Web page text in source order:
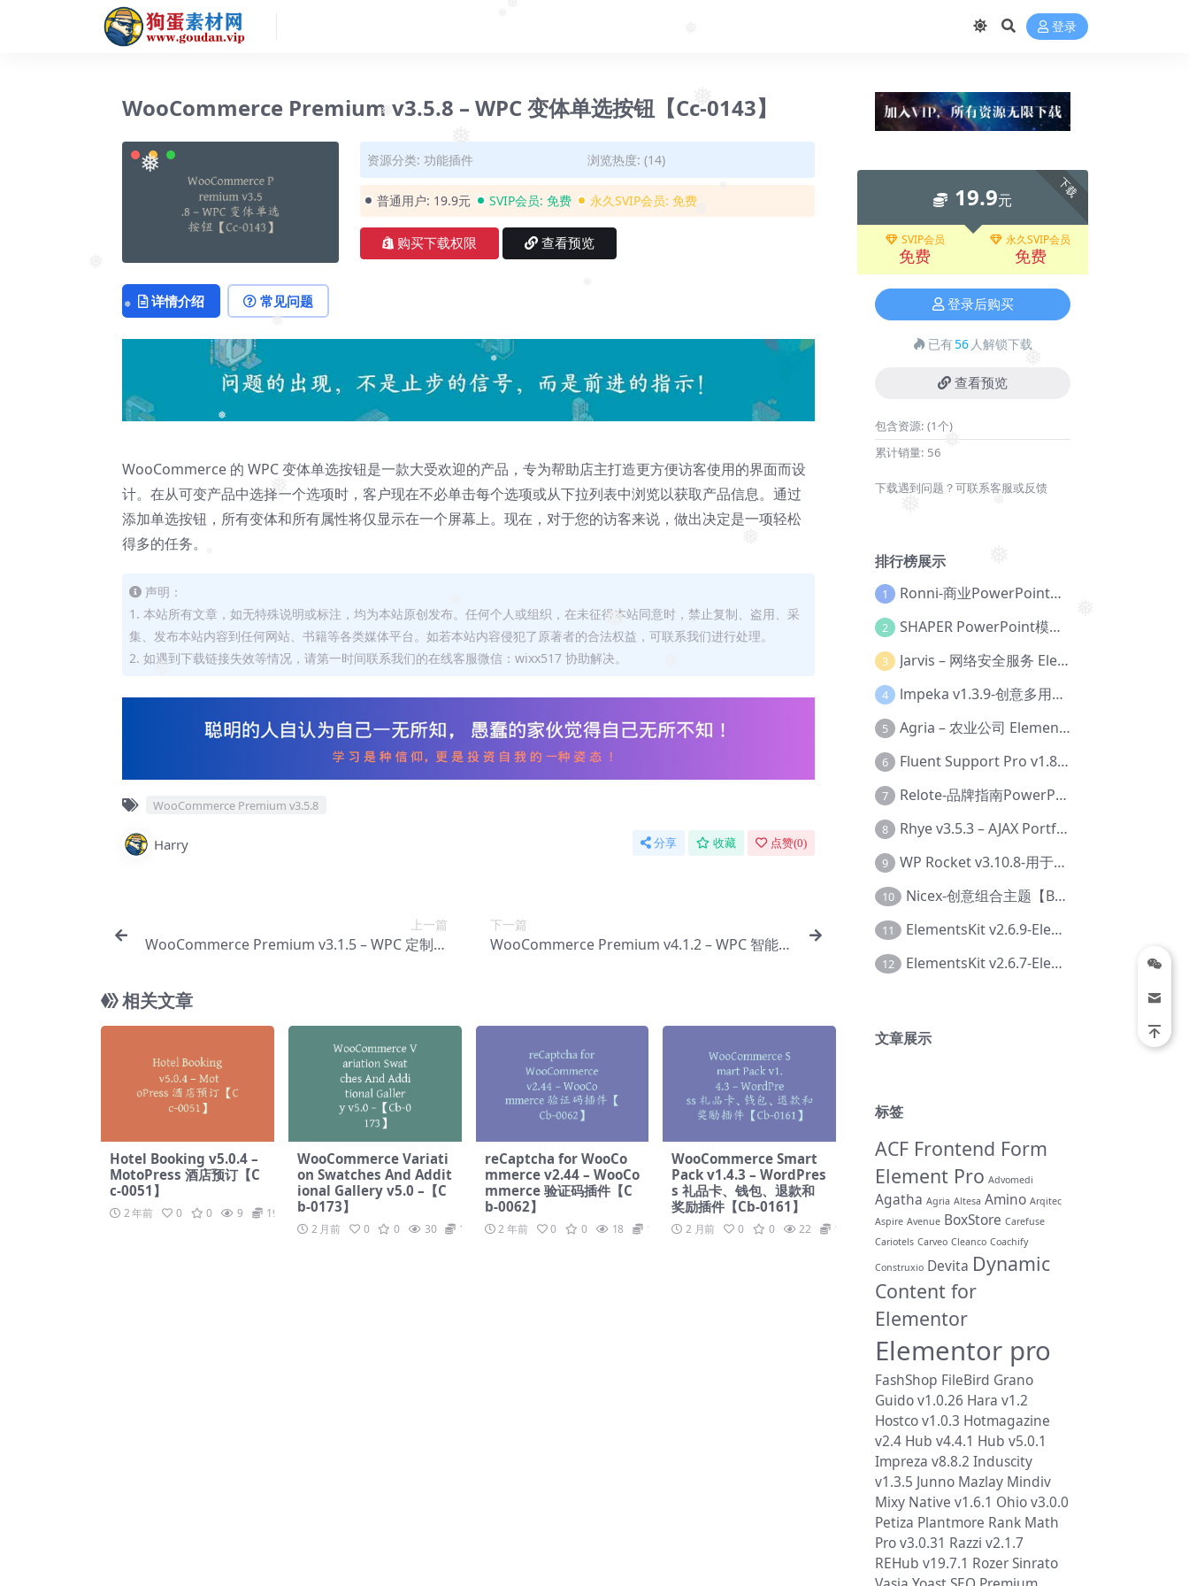
❅
❅
❅
❅
❅
❅
❅
❅
❅
❅ ❅
登录
WooCommerce Premium v​​3.5.8 – WPC 变体单选按钮【Cc-0143】
资源分类: 功能插件 浏览热度: (14)
普通用户: 19.9元 SVIP会员: 免费 永久SVIP会员: 免费
购买下载权限 查看预览
详情介绍 常见问题
WooCommerce 的 WPC 变体单选按钮是一款大受欢迎的产品，专为帮助店主打造更方便访客使用的界面而设
计。在从可变产品中选择一个选项时，客户现在不必单击每个选项或从下拉列表中浏览以获取产品信息。通过
添加单选按钮，所有变体和所有属性将仅显示在一个屏幕上。现在，对于您的访客来说，做出决定是一项轻松
得多的任务。
声明：
1. 本站所有文章，如无特殊说明或标注，均为本站原创发布。任何个人或组织，在未征得本站同意时，禁止复制、盗用、采
集、发布本站内容到任何网站、书籍等各类媒体平台。如若本站内容侵犯了原著者的合法权益，可联系我们进行处理。
2. 如遇到下载链接失效等情况，请第一时间联系我们的在线客服微信：wixx517 协助解决。
WooCommerce Premium v​​3.5.8
Harry 分享 收藏 点赞(0)
上一篇
WooCommerce Premium v​​3.1.5 – WPC 定制相
下一篇
WooCommerce Premium v​​4.1.2 – WPC 智能快
相关文章
Hotel Booking v5.0.4 –
MotoPress 酒店预订【C
c-0051】
2 年前 0 0 9 19.9
WooCommerce Variati
on Swatches And Addit
ional Gallery v5.0 –【C
b-0173】
2 月前 0 0 30 19.9
reCaptcha for WooCo
mmerce v2.44 – WooCo
mmerce 验证码插件【C
b-0062】
2 年前 0 0 18 19.9
WooCommerce Smart
Pack v1.4.3 – WordPres
s 礼品卡、钱包、退款和
奖励插件【Cb-0161】
2 月前 0 0 22 19.9
下载
19.9元
SVIP会员
免费
永久SVIP会员
免费
登录后购买
已有56 人解锁下载
查看预览
包含资源: (1个)
累计销量: 56
下载遇到问题？可联系客服或反馈
排行榜展示
1 Ronni-商业PowerPoint模板【Dc-0077】
2 SHAPER PowerPoint模板【Dc-0184】
3 Jarvis – 网络安全服务 Elementor 模板套件【Aa-0035】
4 lmpeka v1.3.9-创意多用途 WordPress 主题【Be-0064】
5 Agria – 农业公司 Elementor Pro 模板套件【Aa-0003】
6 Fluent Support Pro v1.8.1 – WordPress 支持票务系统【Cc-0041】
7 Relote-品牌指南PowerPoint模板【Dc-0076】
8 Rhye v3.5.3 – AJAX Portfolio WordPress 主题【Bi-0049】
9 WP Rocket v3.10.8-用于wordpress速度优化的缓存加速插件【Cd-0019】
10 Nicex-创意组合主题【Be-0092】
11 ElementsKit v2.6.9-Elementor插件【Ab-0161】
12 ElementsKit v2.6.7-Elementor插件【Ab-0162】
文章展示
标签
ACF Frontend Form
Element Pro Advomedi
Agatha Agria Altesa Amino Arqitec
Aspire Avenue BoxStore Carefuse
Cariotels Carveo Cleanco Coachify
Construxio Devita Dynamic
Content for
Elementor
Elementor pro
FashShop FileBird Grano
Guido v1.0.26 Hara v1.2
Hostco v1.0.3 Hotmagazine
v2.4 Hub v4.4.1 Hub v5.0.1
Impreza v8.8.2 Induscity
v1.3.5 Junno Mazlay Mindiv
Mixy Native v1.6.1 Ohio v3.0.0
Petiza Plantmore Rank Math
Pro v3.0.31 Razzi v2.1.7
REHub v19.7.1 RozerSinrato